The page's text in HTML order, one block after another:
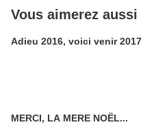
Vous aimerez aussi
Adieu 2016, voici venir 2017
MERCI, LA MERE NOËL...